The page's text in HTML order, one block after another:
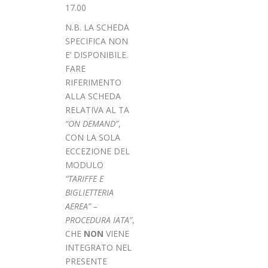
17.00
N.B. LA SCHEDA
SPECIFICA NON
E’ DISPONIBILE.
FARE
RIFERIMENTO
ALLA SCHEDA
RELATIVA AL TA
“ON DEMAND”,
CON LA SOLA
ECCEZIONE DEL
MODULO
“TARIFFE E
BIGLIETTERIA
AEREA” –
PROCEDURA IATA”,
CHE NON VIENE
INTEGRATO NEL
PRESENTE